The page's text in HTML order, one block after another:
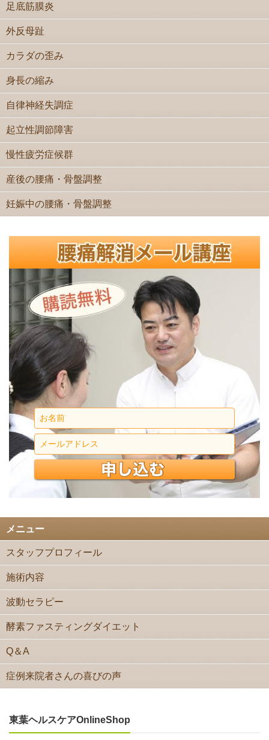
足底筋膜炎
外反母趾
カラダの歪み
身長の縮み
自律神経失調症
起立性調節障害
慢性疲労症候群
産後の腰痛・骨盤調整
妊娠中の腰痛・骨盤調整
メニュー
スタッフプロフィール
施術内容
波動セラピー
酵素ファスティングダイエット
Q＆A
症例来院者さんの喜びの声
東葉ヘルスケアOnlineShop